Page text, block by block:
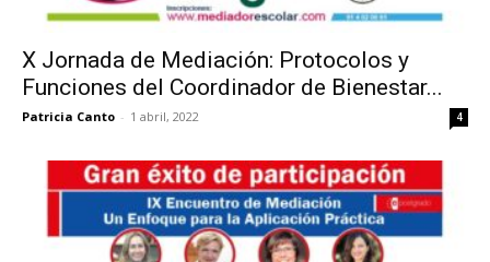
X Jornada de Mediación: Protocolos y
Funciones del Coordinador de Bienestar...
Patricia Canto - 1 abril, 2022 4